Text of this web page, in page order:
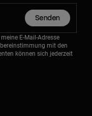
Senden
E-Mail-Adresse
mit den
können sich jederzeit